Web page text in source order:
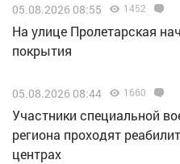
05.08.2026 08:55 1452
На улице Пролетарская
покрытия
05.08.2026 08:44 1660
Участники специальной
региона проходят
центрах